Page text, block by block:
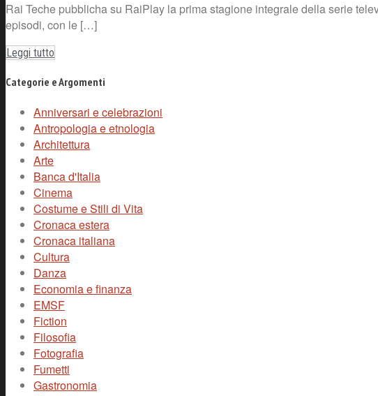
Rai Teche pubblicha su RaiPlay la prima stagione integrale della serie
episodi, con le […]
Leggi tutto
Categorie e Argomenti
Anniversari e celebrazioni
Antropologia e etnologia
Architettura
Arte
Banca d'Italia
Cinema
Costume e Stili di Vita
Cronaca estera
Cronaca italiana
Cultura
Danza
Economia e finanza
EMSF
Fiction
Filosofia
Fotografia
Fumetti
Gastronomia